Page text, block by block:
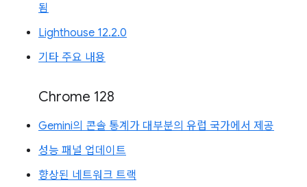
됨
Lighthouse 12.2.0
기타 주요 내용
Chrome 128
Gemini의 콘솔 통계가 대부분의 유럽 국가에서 제공
성능 패널 업데이트
향상된 네트워크 트랙